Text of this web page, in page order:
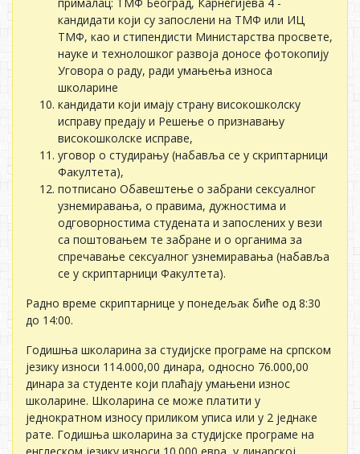
кандидати који су запослени на ТМФ или ИЦ
ТМФ, као и стипендисти Министарства просвете,
науке и технолошког развоја доносе фотокопију
Уговора о раду, ради умањења износа
школарине
кандидати који имају страну високошколску
исправу предају и Решење о признавању
високошколске исправе,
уговор о студирању (набавља се у скриптарници
Факултета),
потписано Обавештење о забрани сексуалног
узнемиравања, о правима, дужностима и
одговорностима студената и запослених у вези
са поштовањем те забране и о органима за
спречавање сексуалног узнемиравања (набавља
се у скриптарници Факултета).
Радно време скриптарнице у понедељак биће од 8:30
до 14:00.
Годишња школарина за студијске програме на српском
језику износи 114.000,00 динара, односно 76.000,00
динара за студенте који плаћају умањени износ
школарине. Школарина се може платити у
једнократном износу приликом уписа или у 2 једнаке
рате. Годишња школарина за студијске програме на
енглеском језику износи 10.000 евра, у динарској